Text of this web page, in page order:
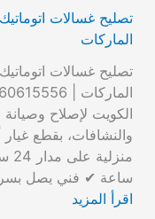
الماركات
الكويت لإصلاح وصيانة
والنشافات، بقطع
ساعة ✔ فني يصل
اقرأ المزيد